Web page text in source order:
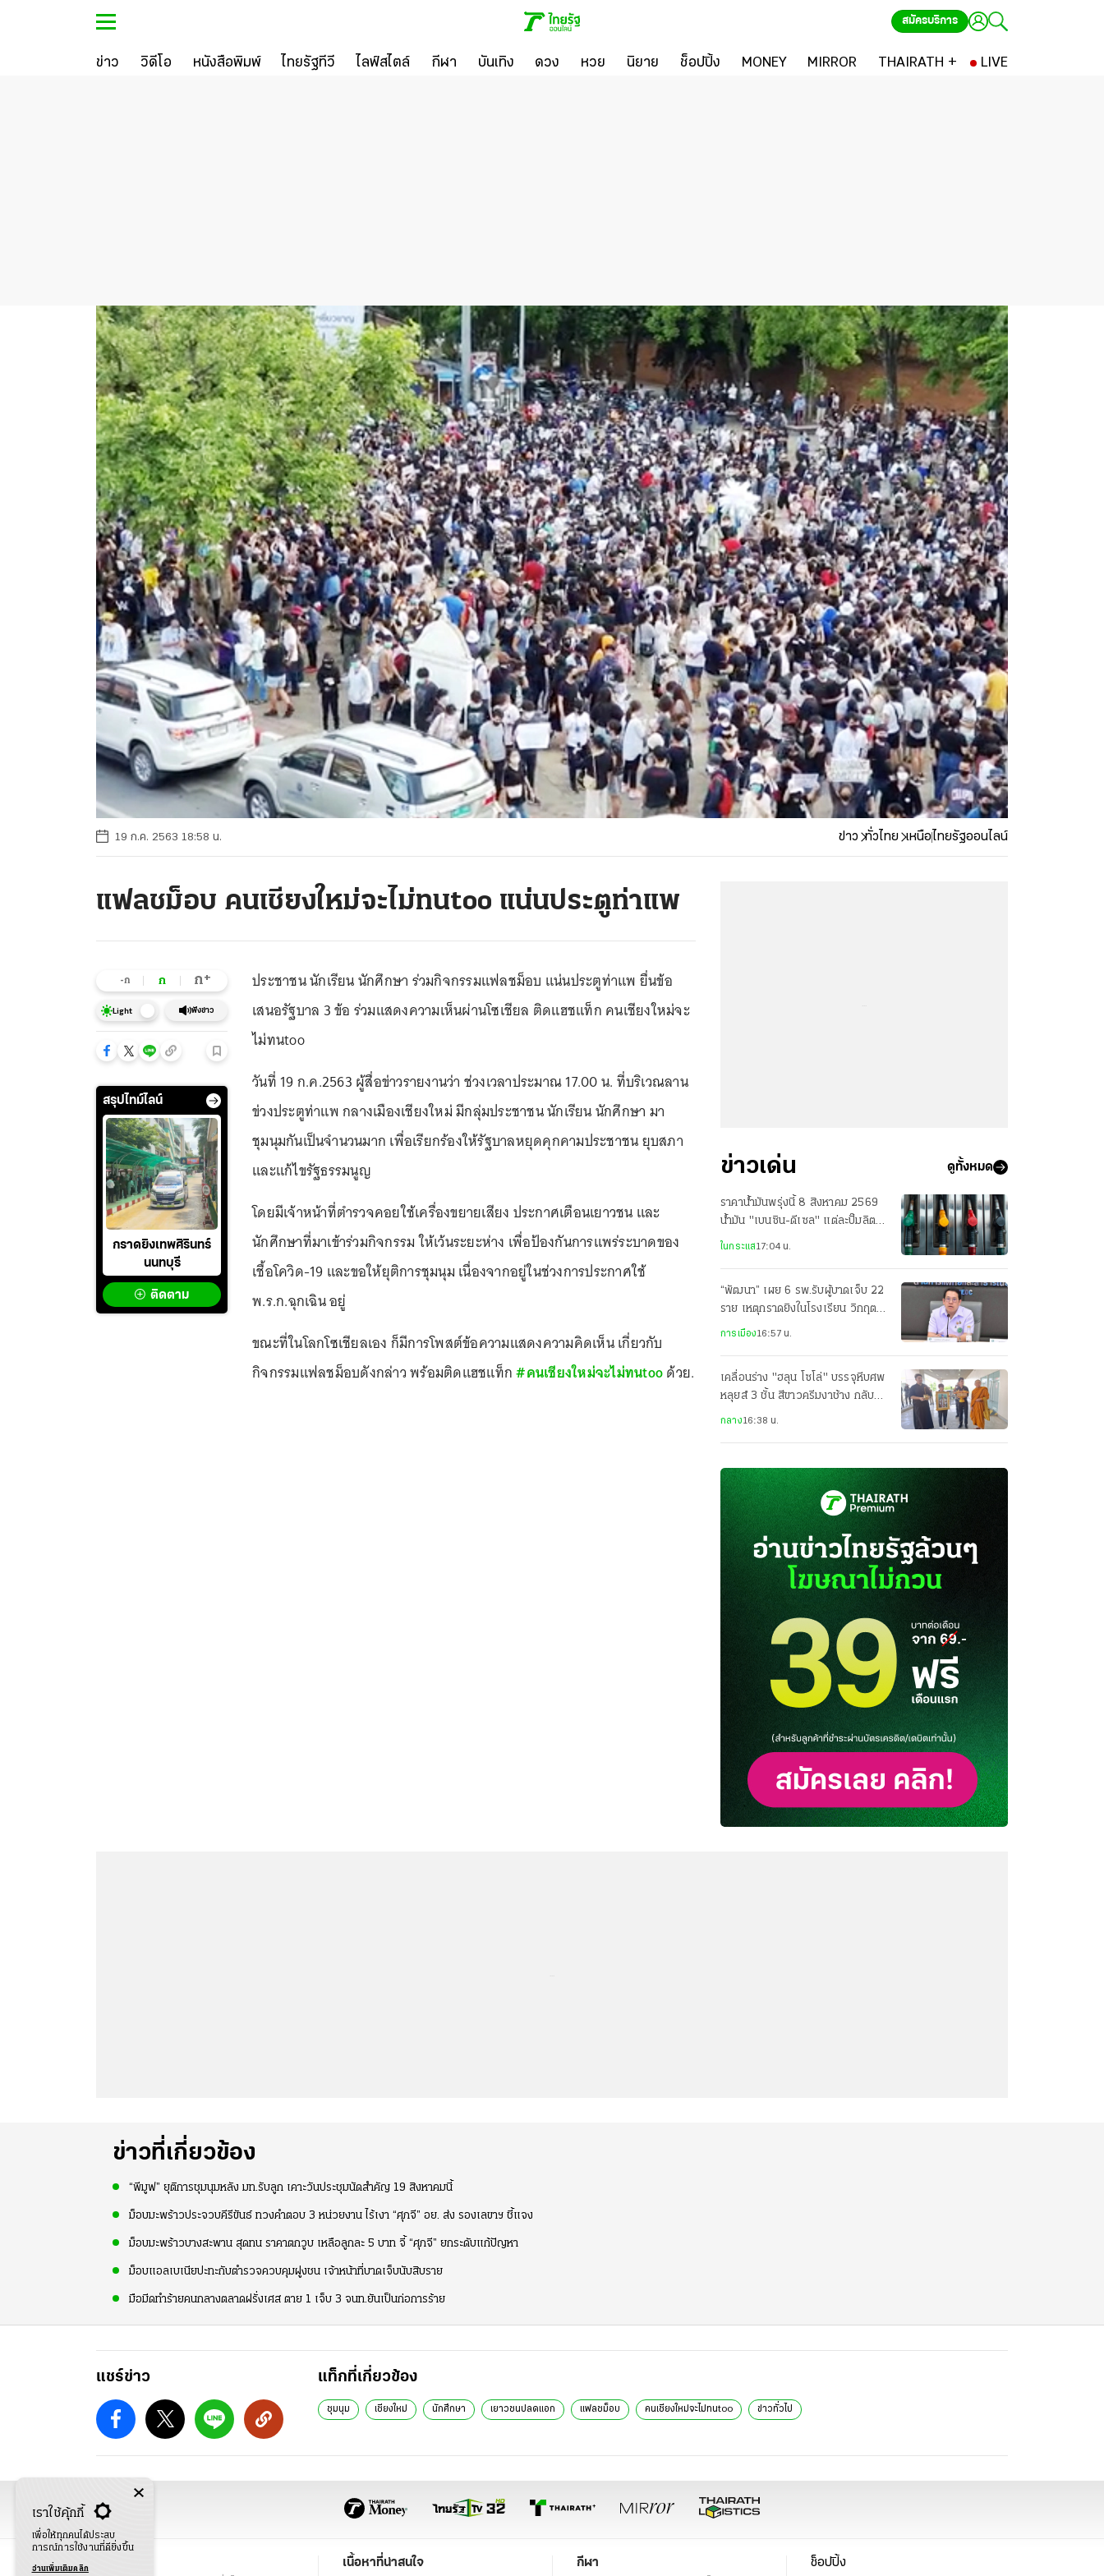
สมัครบริการ
ข่าว วิดีโอ หนังสือพิมพ์ ไทยรัฐทีวี ไลฟ์สไตล์ กีฬา บันเทิง ดวง หวย นิยาย ช็อปปิ้ง MONEY MIRROR THAIRATH + LIVE
19 ก.ค. 2563 18:58 น. ข่าว ทั่วไทย เหนือไทยรัฐออนไลน์
แฟลชม็อบ คนเชียงใหม่จะไม่ทนtoo แน่นประตูท่าแพ
-ก ก ก+
Light ฟังข่าว
สรุปไทม์ไลน์
กราดยิงเทพศิรินทร์
นนทบุรี
ติดตาม
ประชาชน นักเรียน นักศึกษา ร่วมกิจกรรมแฟลชม็อบ แน่นประตูท่าแพ ยื่นข้อ
เสนอรัฐบาล 3 ข้อ ร่วมแสดงความเห็นผ่านโซเชียล ติดแฮชแท็ก คนเชียงใหม่จะ
ไม่ทนtoo
วันที่ 19 ก.ค.2563 ผู้สื่อข่าวรายงานว่า ช่วงเวลาประมาณ 17.00 น. ที่บริเวณลาน
ข่วงประตูท่าแพ กลางเมืองเชียงใหม่ มีกลุ่มประชาชน นักเรียน นักศึกษา มา
ชุมนุมกันเป็นจำนวนมาก เพื่อเรียกร้องให้รัฐบาลหยุดคุกคามประชาชน ยุบสภา
และแก้ไขรัฐธรรมนูญ
โดยมีเจ้าหน้าที่ตำรวจคอยใช้เครื่องขยายเสียง ประกาศเตือนเยาวชน และ
นักศึกษาที่มาเข้าร่วมกิจกรรม ให้เว้นระยะห่าง เพื่อป้องกันการแพร่ระบาดของ
เชื้อโควิด-19 และขอให้ยุติการชุมนุม เนื่องจากอยู่ในช่วงการประกาศใช้
พ.ร.ก.ฉุกเฉิน อยู่
ขณะที่ในโลกโซเชียลเอง ก็มีการโพสต์ข้อความแสดงความคิดเห็น เกี่ยวกับ
กิจกรรมแฟลชม็อบดังกล่าว พร้อมติดแฮชแท็ก#คนเชียงใหม่จะไม่ทนtooด้วย.
ข่าวเด่น ดูทั้งหมด
ราคาน้ำมันพรุ่งนี้ 8 สิงหาคม 2569
น้ำมัน "เบนซิน-ดีเซล" แต่ละปั๊มลิตร
ละเท่าไร
ในกระแส17:04 น.
“พัฒนา” เผย 6 รพ.รับผู้บาดเจ็บ 22
ราย เหตุกราดยิงในโรงเรียน วิกฤต 9
ราย สั่งดูแลต่อเนื่อง
การเมือง16:57 น.
เคลื่อนร่าง "ฮลุน โซโล่" บรรจุหีบศพ
หลุยส์ 3 ชั้น สีขาวครีมงาช้าง กลับ
กลาง16:38 น.
ข่าวที่เกี่ยวข้อง
“พีมูฟ” ยุติการชุมนุมหลัง มท.รับลูก เคาะวันประชุมนัดสำคัญ 19 สิงหาคมนี้
ม็อบมะพร้าวประจวบคีรีขันธ์ ทวงคำตอบ 3 หน่วยงาน ไร้เงา “ศุภจี” อย. ส่ง รองเลขาฯ ชี้แจง
ม็อบมะพร้าวบางสะพาน สุดทน ราคาตกวูบ เหลือลูกละ 5 บาท จี้ “ศุภจี” ยกระดับแก้ปัญหา
ม็อบแอลเบเนียปะทะกับตำรวจควบคุมฝูงชน เจ้าหน้าที่บาดเจ็บนับสิบราย
มือมีดทำร้ายคนกลางตลาดฝรั่งเศส ตาย 1 เจ็บ 3 จนท.ยันเป็นก่อการร้าย
แชร์ข่าว แท็กที่เกี่ยวข้อง
ชุมนุม เชียงใหม่ นักศึกษา เยาวชนปลดแอก แฟลชม็อบ คนเชียงใหม่จะไม่ทนtoo ข่าวทั่วไป
เนื้อหาที่น่าสนใจ กีฬา ช็อปปิ้ง
เราใช้คุ้กกี้
เพื่อให้ทุกคนได้ประสบ
การณ์การใช้งานที่ดียิ่งขึ้น
อ่านเพิ่มเติมคลิก